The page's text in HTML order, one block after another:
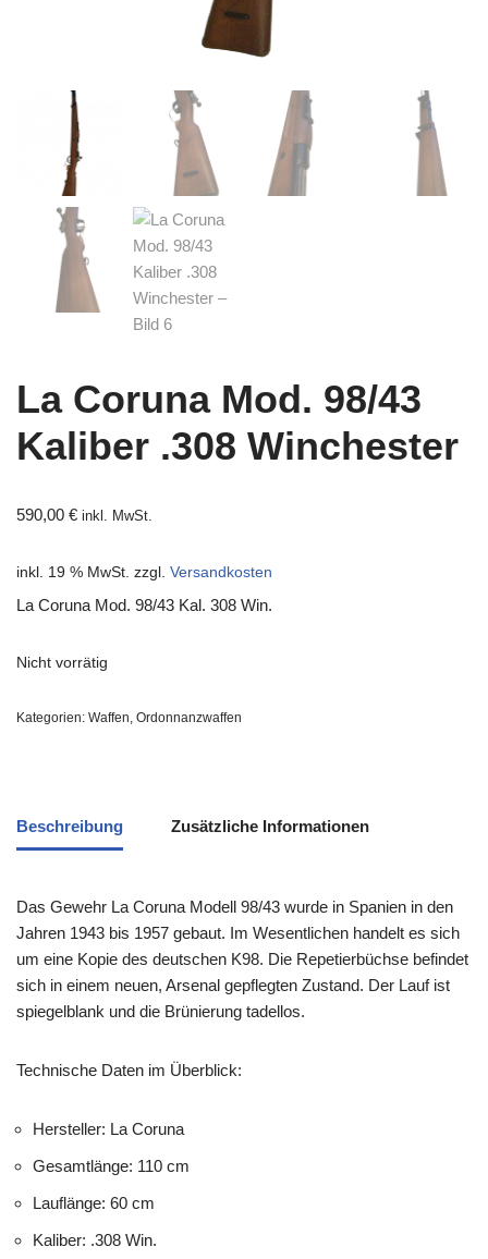
La Coruna Mod. 98/43
Kaliber .308 Winchester
590,00 € inkl. MwSt.
inkl. 19 % MwSt. zzgl. Versandkosten
La Coruna Mod. 98/43 Kal. 308 Win.
Nicht vorrätig
Kategorien: Waffen, Ordonnanzwaffen
Beschreibung Zusätzliche Informationen
Das Gewehr La Coruna Modell 98/43 wurde in Spanien in den
Jahren 1943 bis 1957 gebaut. Im Wesentlichen handelt es sich
um eine Kopie des deutschen K98. Die Repetierbüchse befindet
sich in einem neuen, Arsenal gepflegten Zustand. Der Lauf ist
spiegelblank und die Brünierung tadellos.
Technische Daten im Überblick:
Hersteller: La Coruna
Gesamtlänge: 110 cm
Lauflänge: 60 cm
Kaliber: .308 Win.